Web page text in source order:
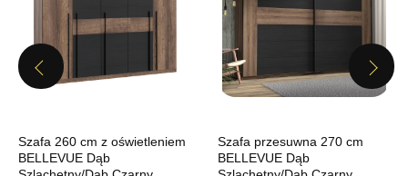
Adres e-mail:salon@mebleexpo.com.pl
Godziny otwarcia
Pn-Pt: 10:00-18:00, Sb: 10:00-15:00
199,00 zł
Previous
Szafa 260 cm z oświetleniem
BELLEVUE Dąb
Szafa przesuwna 270 cm
BELLEVUE Dąb
Next